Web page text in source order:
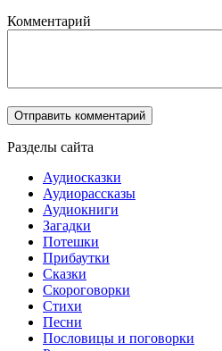
Комментарий
Разделы сайта
Аудиосказки
Аудиорассказы
Аудиокниги
Загадки
Потешки
Прибаутки
Сказки
Скороговорки
Стихи
Песни
Пословицы и поговорки